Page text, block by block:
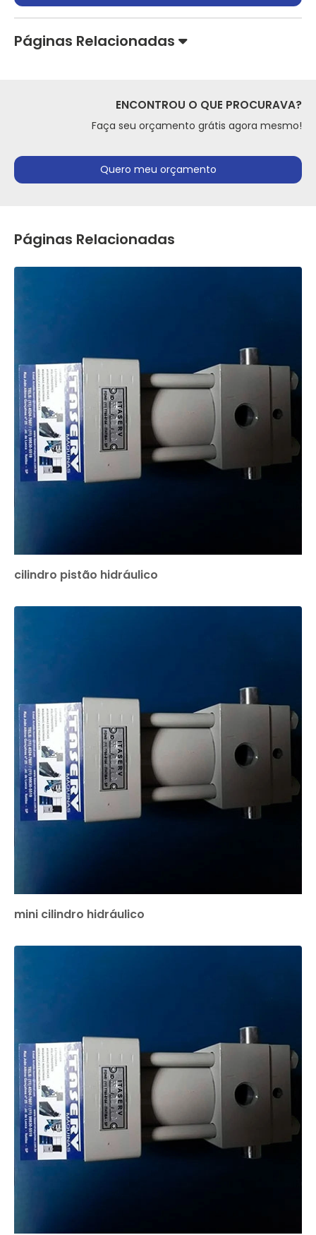
Páginas Relacionadas
ENCONTROU O QUE PROCURAVA?
Faça seu orçamento grátis agora mesmo!
Quero meu orçamento
Páginas Relacionadas
cilindro pistão hidráulico
mini cilindro hidráulico